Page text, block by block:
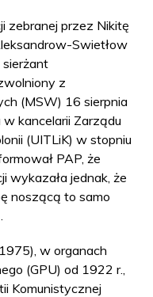
zebranej przez Nikitę
Swietłow
sierżant
z
(MSW) 16 sierpnia
kancelarii Zarządu
(UITLiK) w stopniu
PAP, że
wykazała jednak, że
noszącą to samo
w organach
(GPU) od 1922 r.,
Komunistycznej